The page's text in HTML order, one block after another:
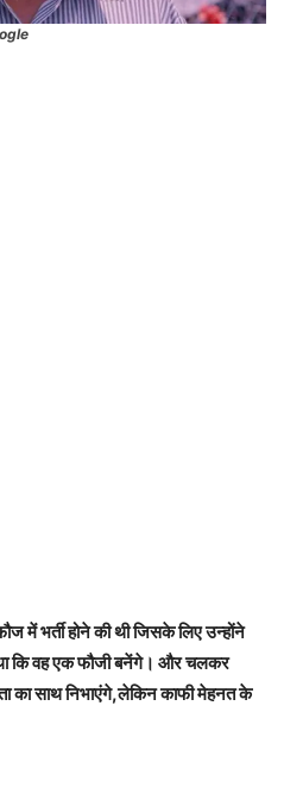
में भर्ती होने की थी जिसके लिए उन्होंने
कि वह एक फौजी बनेंगे। और चलकर
का साथ निभाएंगे,लेकिन काफी मेहनत के